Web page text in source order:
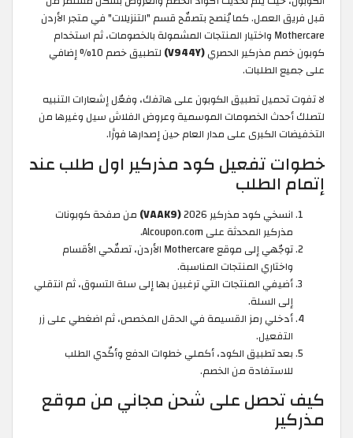
قبل فريق العمل. كما يُنصح بتصفّح قسم "التنزيلات" في متجر الأردن
Mothercare واختيار المنتجات المشمولة بالخصومات، ثم استخدام
كوبون خصم مذركير الحصري(V944Y)
لتطبيق خصم 10% إضافي
على جميع الطلبات.
لا تفوت تحميل تطبيق الكوبون على هاتفك، وفعّل إشعارات التنبيه
لتصلك أحدث الخصومات الموسمية وعروض الفلاش سيل وغيرها من
التخفيضات الكبرى على مدار العام حين إصدارها فورًَا.
خطوات تفعيل كود مذركير اول طلب عند
إتمام الطلب
انسخي كود مذركير 2026 (VAAK9)
من صفحة كوبونات
مذركير المحدثة على Alcoupon.com.
توجّهي إلى موقع Mothercare الأردن، تصفّحي الأقسام
واختاري المنتجات المناسبة.
أضيفي المنتجات التي ترغبين بها إلى سلة التسوق، ثم انتقلي
إلى السلة.
أدخلي رمز القسيمة في الحقل المخصص، ثم اضغطي على زر
التفعيل.
بعد تطبيق الكود، أكملي خطوات الدفع وأكّدي الطلب
للاستفادة من الخصم.
كيف تحصل على شحن مجاني من موقع
مذركير